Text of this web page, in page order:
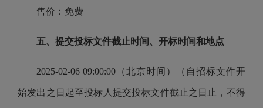
售价：免费
五、提交投标文件截止时间、开标时间和地点
2025-02-06 09:00:00（北京时间）（自招标文件开
始发出之日起至投标人提交投标文件截止之日止，不得